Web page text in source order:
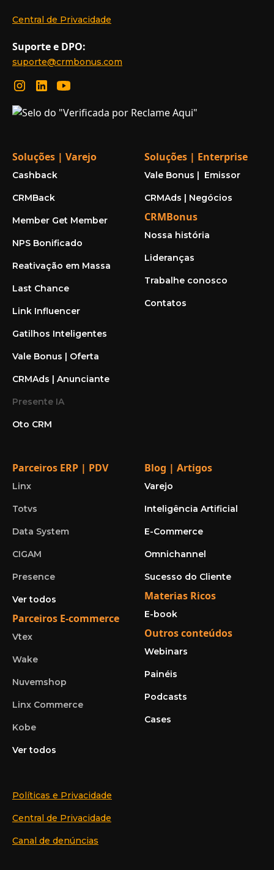
Central de Privacidade
Suporte e DPO:
suporte@crmbonus.com
Soluções | Varejo
Cashback
CRMBack
Member Get Member
NPS Bonificado
Reativação em Massa
Last Chance
Link Influencer
Gatilhos Inteligentes
Vale Bonus | Oferta
CRMAds | Anunciante
Presente IA
Oto CRM
Soluções | Enterprise
Vale Bonus | Emissor
CRMAds | Negócios
CRMBonus
Nossa história
Lideranças
Trabalhe conosco
Contatos
Parceiros ERP | PDV
Linx
Totvs
Data System
CIGAM
Presence
Ver todos
Parceiros E-commerce
Vtex
Wake
Nuvemshop
Linx Commerce
Kobe
Ver todos
Blog | Artigos
Varejo
Inteligência Artificial
E-Commerce
Omnichannel
Sucesso do Cliente
Materias Ricos
E-book
Outros conteúdos
Webinars
Painéis
Podcasts
Cases
Políticas e Privacidade
Central de Privacidade
Canal de denúncias